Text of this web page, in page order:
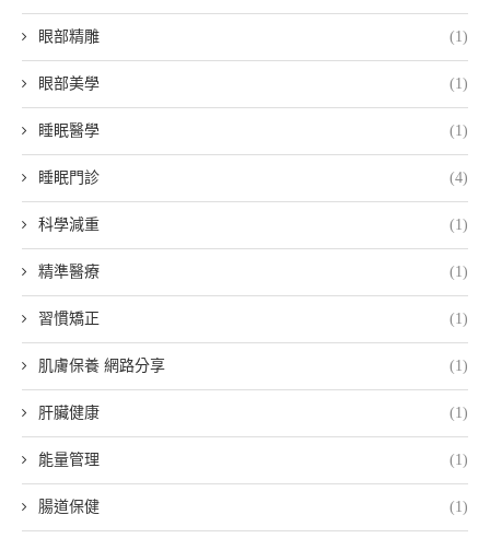
眼部精雕 (1)
眼部美學 (1)
睡眠醫學 (1)
睡眠門診 (4)
科學減重 (1)
精準醫療 (1)
習慣矯正 (1)
肌膚保養 網路分享 (1)
肝臟健康 (1)
能量管理 (1)
腸道保健 (1)